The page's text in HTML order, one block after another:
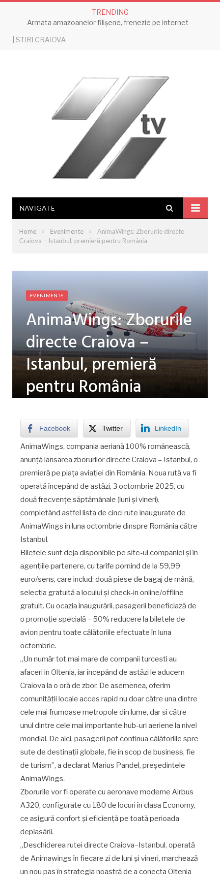
TRENDING
Armata amazoanelor filișene, frenezie pe internet
| STIRI CRAIOVA
NAVIGATE
Home » Evenimente »
AnimaWings: Zborurile directe
Craiova – Istanbul, premieră pentru România
EVENIMENTE
AnimaWings: Zborurile
directe Craiova –
Istanbul, premieră
pentru România
COMMENTS
Facebook Twitter LinkedIn
AnimaWings, compania aeriană 100% românească,
anunță lansarea zborurilor directe Craiova – Istanbul, o
premieră pe piața aviației din România. Noua rută va fi
operată începând de astăzi, 3 octombrie 2025, cu
două frecvențe săptămânale (luni și vineri),
completând astfel lista de cinci rute inaugurate de
AnimaWings în luna octombrie dinspre România către
Istanbul.
Biletele sunt deja disponibile pe site-ul companiei și în
agențiile partenere, cu tarife pornind de la 59,99
euro/sens, care includ: două piese de bagaj de mână,
selecția gratuită a locului și check-in online/offline
gratuit. Cu ocazia inaugurării, pasagerii beneficiază de
o promoție specială – 50% reducere la biletele de
avion pentru toate călătoriile efectuate în luna
octombrie.
„Un număr tot mai mare de companii turcesti au
afaceri in Oltenia, iar începând de astăzi le aducem
Craiova la o oră de zbor. De asemenea, oferim
comunității locale acces rapid nu doar către una dintre
cele mai frumoase metropole din lume, dar si către
unul dintre cele mai importante hub-uri aeriene la nivel
mondial. De aici, pasagerii pot continua călătoriile spre
sute de destinații globale, fie în scop de business, fie
de turism”, a declarat Marius Pandel, președintele
AnimaWings.
Zborurile vor fi operate cu aeronave moderne Airbus
A320, configurate cu 180 de locuri în clasa Economy,
ce asigură confort și eficiență pe toată perioada
deplasării.
„Deschiderea rutei directe Craiova–Istanbul, operată
de Animawings în fiecare zi de luni și vineri, marchează
un nou pas în strategia noastră de a conecta Oltenia